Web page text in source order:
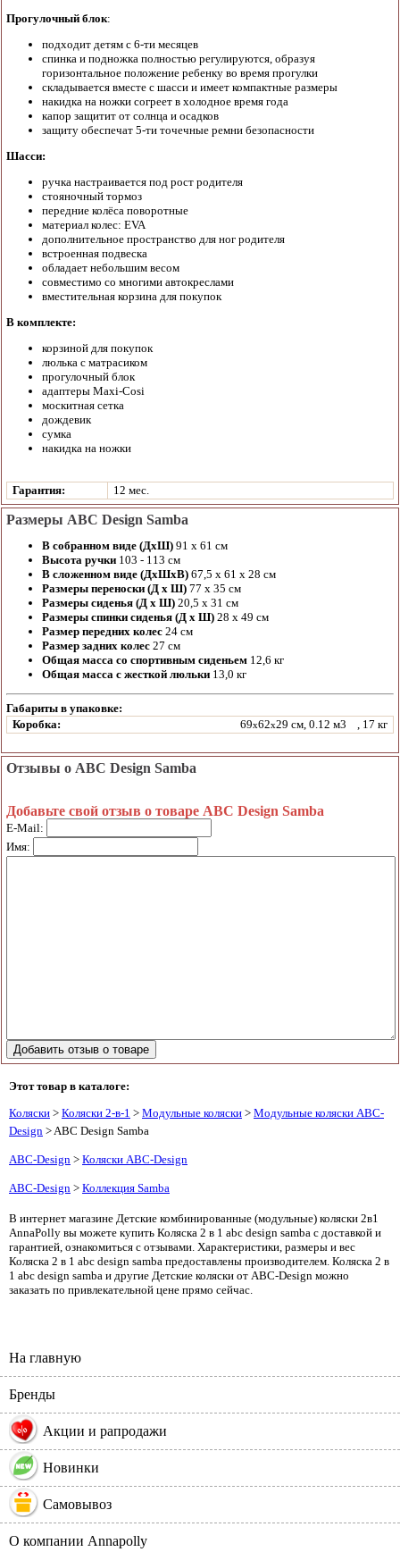
Прогулочный блок:
подходит детям с 6-ти месяцев
спинка и подножка полностью регулируются, образуя
горизонтальное положение ребенку во время прогулки
складывается вместе с шасси и имеет компактные размеры
накидка на ножки согреет в холодное время года
капор защитит от солнца и осадков
защиту обеспечат 5-ти точечные ремни безопасности
Шасси:
ручка настраивается под рост родителя
стояночный тормоз
передние колёса поворотные
материал колес: EVA
дополнительное пространство для ног родителя
встроенная подвеска
обладает небольшим весом
совместимо со многими автокреслами
вместительная корзина для покупок
В комплекте:
корзиной для покупок
люлька с матрасиком
прогулочный блок
адаптеры Maxi-Cosi
москитная сетка
дождевик
сумка
накидка на ножки
Гарантия: 12 мес.
Размеры ABC Design Samba
В собранном виде (ДхШ) 91 x 61 см
Высота ручки 103 - 113 см
В сложенном виде (ДхШхВ) 67,5 x 61 x 28 см
Размеры переноски (Д х Ш) 77 x 35 см
Размеры сиденья (Д х Ш) 20,5 x 31 см
Размеры спинки сиденья (Д х Ш) 28 x 49 см
Размер передних колес 24 см
Размер задних колес 27 см
Общая масса со спортивным сиденьем 12,6 кг
Общая масса с жесткой люльки 13,0 кг
Габариты в упаковке:
Коробка:
69x62x29 см, 0.12 м3 , 17 кг
Отзывы о ABC Design Samba
Добавьте свой отзыв о товаре ABC Design Samba
E-Mail:
Имя:
Этот товар в каталоге:
Коляски > Коляски 2-в-1 > Модульные коляски > Модульные коляски ABC-
Design > ABC Design Samba
ABC-Design > Коляски ABC-Design
ABC-Design > Коллекция Samba
В интернет магазине Детские комбинированные (модульные) коляски 2в1
AnnaPolly вы можете купить Коляска 2 в 1 abc design samba с доставкой и
гарантией, ознакомиться с отзывами. Характеристики, размеры и вес
Коляска 2 в 1 abc design samba предоставлены производителем. Коляска 2 в
1 abc design samba и другие Детские коляски от ABC-Design можно
заказать по привлекательной цене прямо сейчас.
На главную
Бренды
% Акции и рапродажи
Новинки
Самовывоз
О компании Annapolly